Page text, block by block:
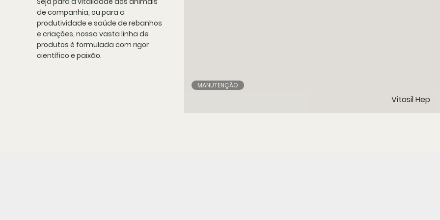
de companhia, ou para a
produtividade e saúde de rebanhos
e criações, nossa vasta linha de
produtos é formulada com rigor
científico e paixão.
MANUTENÇÃO
Vitasil Hep